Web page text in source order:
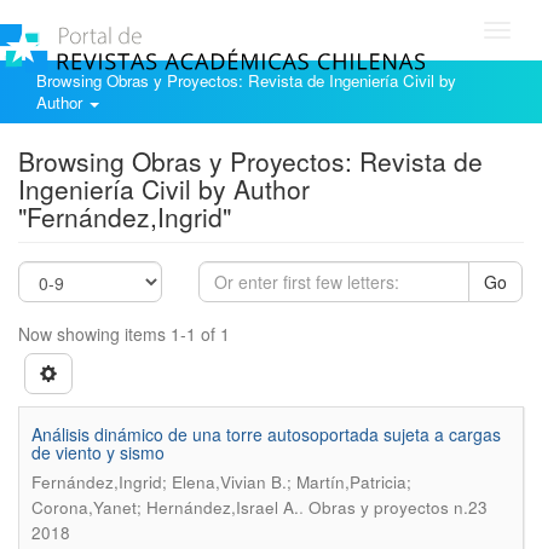
Browsing Obras y Proyectos: Revista de Ingeniería Civil by
Author
Browsing Obras y Proyectos: Revista de
Ingeniería Civil by Author
"Fernández,Ingrid"
Go
Now showing items 1-1 of 1
Análisis dinámico de una torre autosoportada sujeta a cargas
de viento y sismo
Fernández,Ingrid; Elena,Vivian B.; Martín,Patricia;
Corona,Yanet; Hernández,Israel A.. Obras y proyectos n.23
2018